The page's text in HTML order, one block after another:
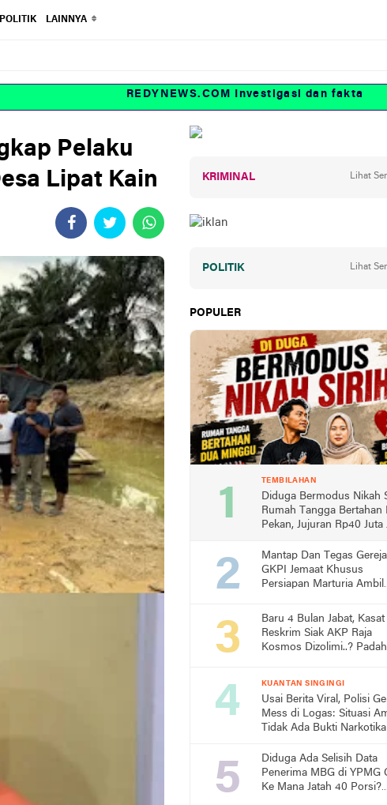
POLITIK LAINNYA
REDYNEWS.COM Investigasi dan fakta
Pelaku
Lipat Kain
KRIMINAL Lihat
POLITIK Lihat
POPULER
TEMBILAHAN
Diduga Bermodus Nikah
Rumah Tangga Bertahan
Pekan, Jujuran Rp40 Juta
Mantap Dan Tegas Gereja
GKPI Jemaat Khusus
Persiapan Marturia Ambil
Pertama lebih Awal
Baru 4 Bulan Jabat, Kasat
Reskrim Siak AKP Raja
Kosmos Dizolimi..?
KUANTAN SINGINGI
Usai Berita Viral, Polisi
Mess di Logas: Situasi
Tidak Ada Bukti Narkotika
Diduga Ada Selisih Data
Penerima MBG di YPMG
Ke Mana Jatah 40 Porsi?